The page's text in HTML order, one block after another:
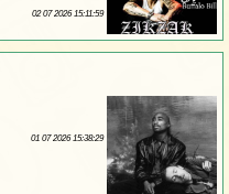
02 07 2026 15:11:59
01 07 2026 15:38:29